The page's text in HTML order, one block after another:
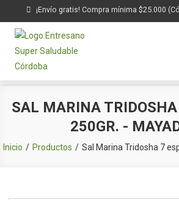
¡Envío gratis! Compra mínima $25.000
SAL MARINA
250GR. -
Inicio Productos Sal Marina Tridosha 7